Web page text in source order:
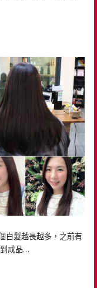
白髮越長越多，之前有
成品…